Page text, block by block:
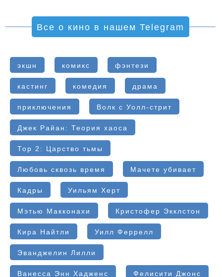
Все о кино в нашем Telegram
экшн комикс фэнтези
кастинг комедия драма
приключения Волк с Уолл-стрит
Джек Райан: Теория хаоса
Тор 2: Царство тьмы
Любовь сквозь время Мачете убивает
Кадры Уильям Херт
Мэтью Макконахи Кристофер Экклстон
Кира Найтли Уилл Феррелл
Эванджелин Лилли
Ванесса Энн Хадженс Фелисити Джонс